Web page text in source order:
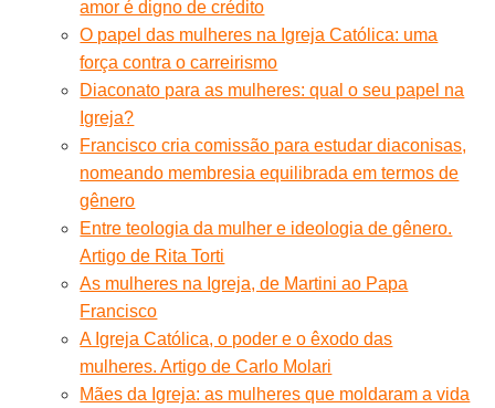
amor é digno de crédito
O papel das mulheres na Igreja Católica: uma
força contra o carreirismo
Diaconato para as mulheres: qual o seu papel na
Igreja?
Francisco cria comissão para estudar diaconisas,
nomeando membresia equilibrada em termos de
gênero
Entre teologia da mulher e ideologia de gênero.
Artigo de Rita Torti
As mulheres na Igreja, de Martini ao Papa
Francisco
A Igreja Católica, o poder e o êxodo das
mulheres. Artigo de Carlo Molari
Mães da Igreja: as mulheres que moldaram a vida